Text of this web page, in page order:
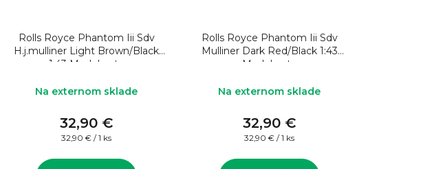
Rolls Royce Phantom Iii Sdv
H.j.mulliner Light Brown/Black
1:43 Model auta
Na externom sklade
32,90 €
Jednotková
32,90 € / 1 ks
Rolls Royce Phantom Iii Sdv
Mulliner Dark Red/Black 1:43
Model auta
Na externom sklade
32,90 €
Jednotková
32,90 € / 1 ks